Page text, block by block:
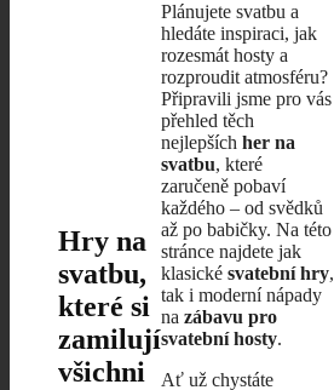
Hry na
svatbu,
které si
zamilují
všichni
Plánujete svatbu a
hledáte inspiraci, jak
rozesmát hosty a
rozproudit atmosféru?
Připravili jsme pro vás
přehled těch
nejlepších her na
svatbu, které
zaručeně pobaví
každého – od svědků
až po babičky. Na této
stránce najdete jak
klasické svatební hry,
tak i moderní nápady
na zábavu pro
svatební hosty.
Ať už chystáte